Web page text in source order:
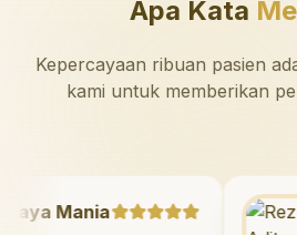
Apa Kata
Kepercayaan ribuan pasien
kami untuk memberikan
Mazaya Mania